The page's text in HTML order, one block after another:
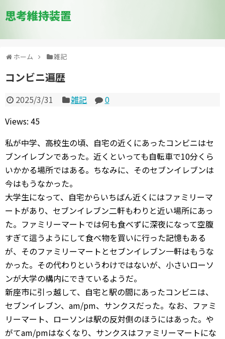
思考維持装置
ホーム 雑記
コンビニ遍歴
2025/3/31 雑記
0
Views: 45
私が中学、高校生の頃、自宅の近くにあったコンビニはセ
ブンイレブンであった。近くといっても自転車で10分くら
いかかる場所ではある。ちなみに、そのセブンイレブンは
今はもうなかった。
大学生になって、自宅からいちばん近くにはファミリーマ
ートがあり、セブンイレブン二軒もわりと近い場所にあっ
た。ファミリーマートでは何も食べずに深夜になって空腹
すぎて這うようにして食べ物を買いに行った記憶もある
が、そのファミリーマートとセブンイレブン一軒はもうな
かった。その代わりというわけではないが、小さいローソ
ンが大学の構内にできているようだ。
新座市に引っ越して、自宅と駅の間にあったコンビニは、
セブンイレブン、am/pm、サンクスだった。なお、ファミ
リーマート、ローソンは駅の反対側のほうにはあった。や
がてam/pmはなくなり、サンクスはファミリーマートにな